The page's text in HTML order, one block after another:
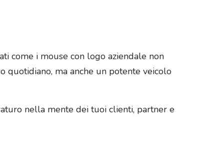
come i mouse con logo aziendale non
quotidiano, ma anche un potente veicolo
nella mente dei tuoi clienti, partner e